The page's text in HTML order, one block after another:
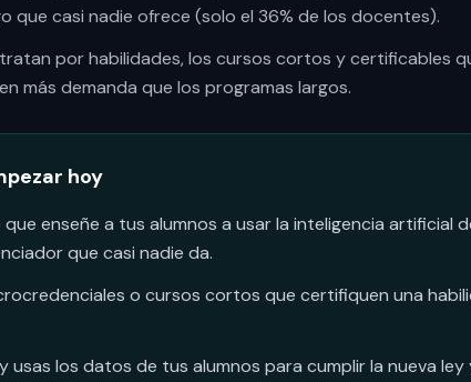
que casi nadie ofrece (solo el 36% de los docentes).
por habilidades, los cursos cortos y certificables
más demanda que los programas largos.
hoy
enseñe a tus alumnos a usar la inteligencia artificial
que casi nadie da.
o cursos cortos que certifiquen una
usas los datos de tus alumnos para cumplir la nueva